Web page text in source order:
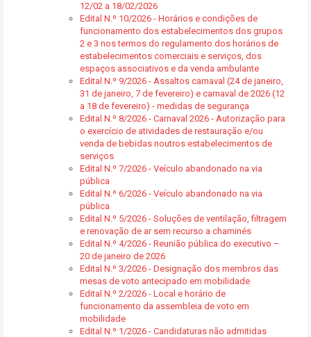
12/02 a 18/02/2026
Edital N.º 10/2026 - Horários e condições de
funcionamento dos estabelecimentos dos grupos
2 e 3 nos termos do regulamento dos horários de
estabelecimentos comerciais e serviços, dos
espaços associativos e da venda ambulante
Edital N.º 9/2026 - Assaltos carnaval (24 de janeiro,
31 de janeiro, 7 de fevereiro) e carnaval de 2026 (12
a 18 de fevereiro) - medidas de segurança
Edital N.º 8/2026 - Carnaval 2026 - Autorização para
o exercício de atividades de restauração e/ou
venda de bebidas noutros estabelecimentos de
serviços
Edital N.º 7/2026 - Veículo abandonado na via
pública
Edital N.º 6/2026 - Veículo abandonado na via
pública
Edital N.º 5/2026 - Soluções de ventilação, filtragem
e renovação de ar sem recurso a chaminés
Edital N.º 4/2026 - Reunião pública do executivo –
20 de janeiro de 2026
Edital N.º 3/2026 - Designação dos membros das
mesas de voto antecipado em mobilidade
Edital N.º 2/2026 - Local e horário de
funcionamento da assembleia de voto em
mobilidade
Edital N.º 1/2026 - Candidaturas não admitidas